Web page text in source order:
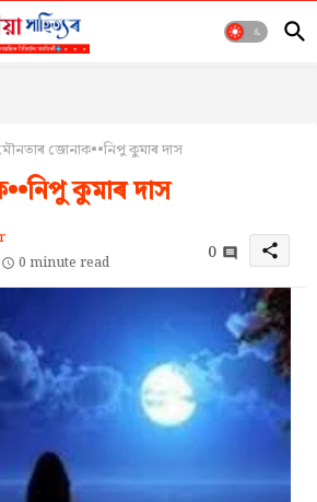
জোনাক••নিপু কুমাৰ দাস
কুমাৰ দাস
0 minute read 0 share